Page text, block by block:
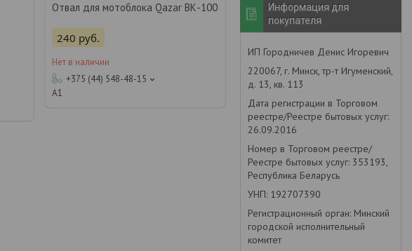
Отвал для мотоблока Qazar ВК-100
240 руб.
Нет в наличии
+375 (44) 548-48-15
А1
Информация для
покупателя
ИП Городничев Денис Игоревич
220067, г. Минск, тр-т Игуменский,
д. 13, кв. 113
Дата регистрации в Торговом
реестре/Реестре бытовых услуг:
26.09.2016
Номер в Торговом реестре/
Реестре бытовых услуг: 353193,
Республика Беларусь
УНП: 192707390
Регистрационный орган: Минский
городской исполнительный
комитет